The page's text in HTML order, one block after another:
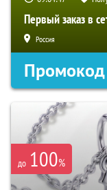
Первый заказ в
Россия
Промокод
до 100%